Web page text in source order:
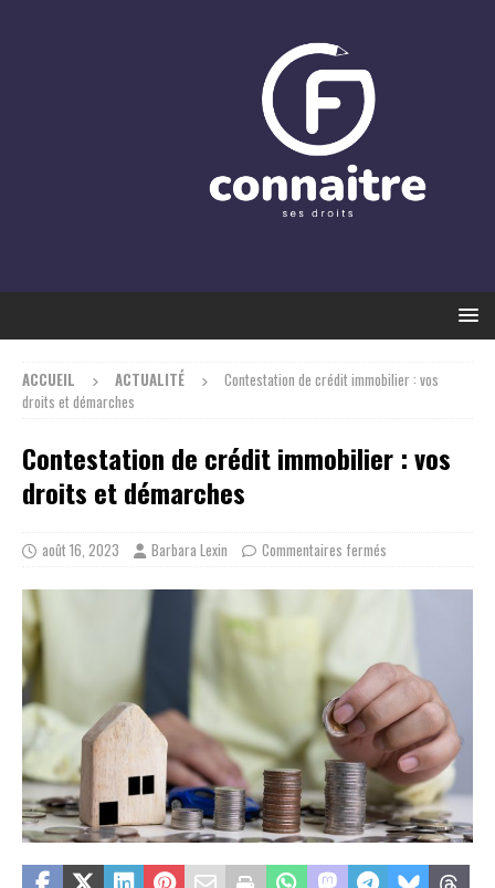
ACCUEIL ACTUALITÉ
Contestation de crédit immobilier : vos
droits et démarches
Contestation de crédit immobilier : vos
droits et démarches
août 16, 2023 Barbara Lexin Commentaires fermés